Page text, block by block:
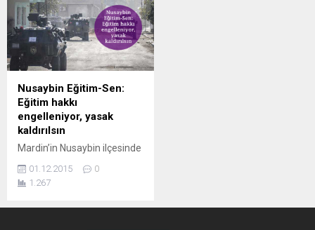
Nusaybin Eğitim-Sen:
Eğitim hakkı
engelleniyor, yasak
kaldırılsın
Mardin’in Nusaybin ilçesinde
Paşa, Fırat, Yenişehir ve
Dicle mahallelerinde 4’üncü
01.12.2015
0
1.267